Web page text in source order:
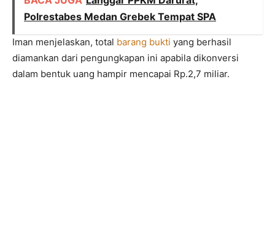
Polrestabes Medan Grebek Tempat SPA
Iman menjelaskan, total barang bukti yang berhasil
diamankan dari pengungkapan ini apabila dikonversi
dalam bentuk uang hampir mencapai Rp.2,7 miliar.